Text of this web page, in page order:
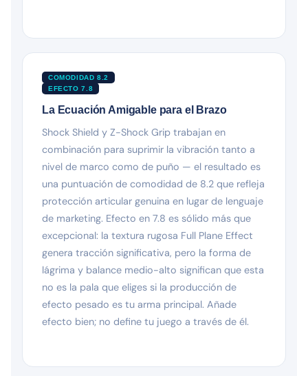
COMODIDAD 8.2
EFECTO 7.8
La Ecuación Amigable para el Brazo
Shock Shield y Z-Shock Grip trabajan en
combinación para suprimir la vibración tanto a
nivel de marco como de puño — el resultado es
una puntuación de comodidad de 8.2 que refleja
protección articular genuina en lugar de lenguaje
de marketing. Efecto en 7.8 es sólido más que
excepcional: la textura rugosa Full Plane Effect
genera tracción significativa, pero la forma de
lágrima y balance medio-alto significan que esta
no es la pala que eliges si la producción de
efecto pesado es tu arma principal. Añade
efecto bien; no define tu juego a través de él.